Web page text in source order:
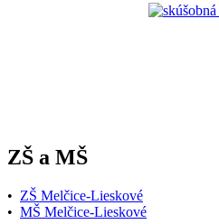
ZŠ a MŠ
• ZŠ Melčice-Lieskové
• MŠ Melčice-Lieskové